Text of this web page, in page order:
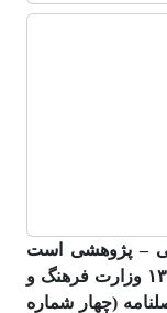
– پژوهشی است
که با مجوز شماره ۲/۲۴۳۲۹ مورخ ۱۳۹۲/۹/۵ وزارت فرهنگ و
به صورت فصلنامه (چهار شماره